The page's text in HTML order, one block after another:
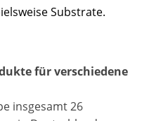
Substrate.
für verschiedene
insgesamt 26